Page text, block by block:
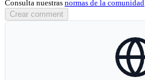
Consulta nuestras normas de la comunidad
Crear comment